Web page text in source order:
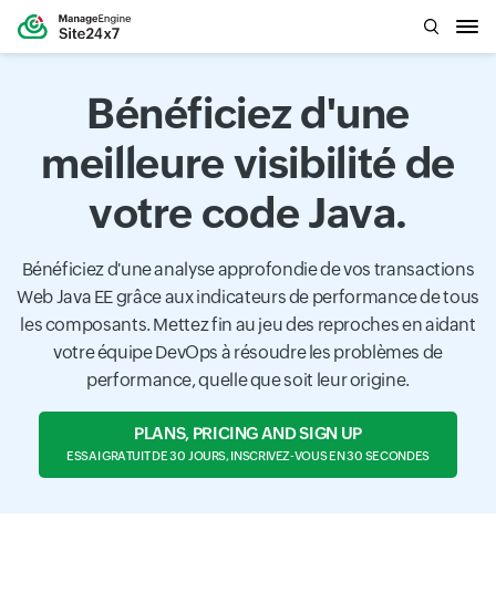
Bénéficiez d'une
meilleure visibilité de
votre code Java.
Bénéficiez d'une analyse approfondie de vos transactions
Web Java EE grâce aux indicateurs de performance de tous
les composants. Mettez fin au jeu des reproches en aidant
votre équipe DevOps à résoudre les problèmes de
performance, quelle que soit leur origine.
PLANS, PRICING AND SIGN UP
ESSAI GRATUIT DE 30 JOURS, INSCRIVEZ-VOUS EN 30 SECONDES